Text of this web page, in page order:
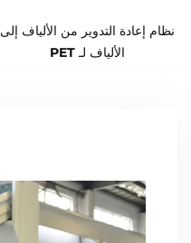
نظام إعادة التدوير من الألياف إلى
الألياف لـ PET